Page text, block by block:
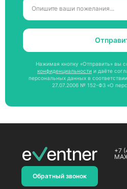
Нажимая кнопку «Отправить» вы
конфиденциальности и даёте
персональных данных в
27.07.2006 № 152-ФЗ «О
Обратный звонок
+7
MAX